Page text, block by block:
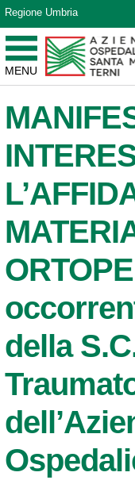
Vai ai contenuti
Vai al menu di
Vai al footer
Regione Umbria
MENU
Azienda Ospedaliera
Sito Istituzionale
della